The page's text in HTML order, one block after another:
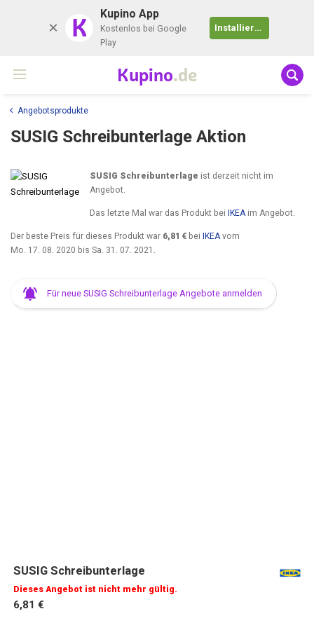
K Kupino App
Kostenlos bei Google
Play
Installieren
Kupino.de
Angebotsprodukte
SUSIG Schreibunterlage Aktion
SUSIG Schreibunterlage ist derzeit nicht im
Angebot.
Das letzte Mal war das Produkt bei IKEAim Angebot.
Der beste Preis für dieses Produkt war 6,81 € bei IKEA vom
Mo. 17. 08. 2020 bis Sa. 31. 07. 2021
Für neue SUSIG Schreibunterlage Angebote anmelden
SUSIG Schreibunterlage
Dieses Angebot ist nicht mehr gültig.
6,81 €